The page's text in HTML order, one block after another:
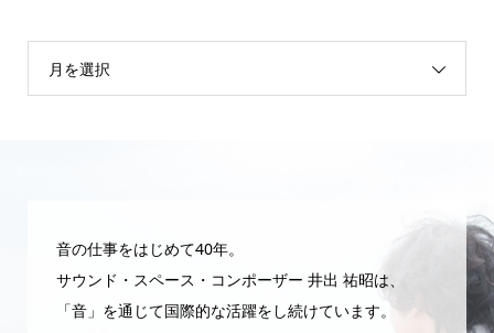
月を選択
音の仕事をはじめて40年。
サウンド・スペース・コンポーザー 井出 祐昭は、
「音」を通じて国際的な活躍をし続けています。